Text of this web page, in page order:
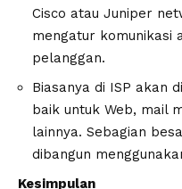
Cisco atau Juniper
mengatur komunikasi
pelanggan.
Biasanya di ISP akan
baik untuk Web, mail
lainnya. Sebagian
dibangun
Kesimpulan